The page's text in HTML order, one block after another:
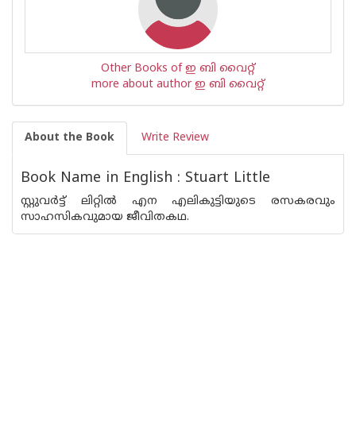
Other Books of ഇ ബി വൈറ്റ്
more about author ഇ ബി വൈറ്റ്
About the Book Write Review
Book Name in English : Stuart Little
സ്റ്റുവര്‍ട്ട് ലിറ്റില്‍ എന എലികുട്ടിയുടെ രസകരവും
സാഹസികവുമായ ജീവിതകഥ.